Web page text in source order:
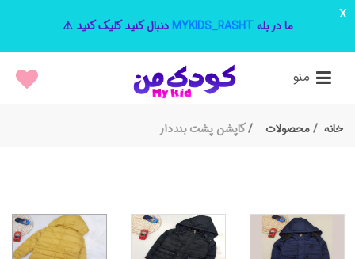
ما در بلهMYKIDS_RASHT دنبال کنید کلیک کنید ⚠️
x
منو
خانه محصولات کاپشن پشت بنددار